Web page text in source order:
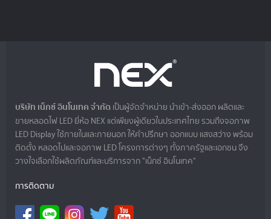
บริษัท เน็กซ์ อินโนเทค จำกัด เป็นผู้จัดจำหน่าย นำเข้า-ส่งออก ผลิตและ
ขายหลอดไฟ LED ยี่ห้อ NEX แต่เพียงผู้เดียวในประเทศไทย รวมถึงจอภาพ
LED Display ใช้ภายในและภายนอก ให้คำปรึกษา ออกแบบ แสงสว่าง พร้อม
ติดตั้ง หลอดไปและจอภาพ LED โครงการต่างๆ ทั้งภาครัฐและเอกชน จึง
วางใจเลือกใช้ผลิตภัณฑ์และบริการจาก "เน็กซ์ อินโนเทค"
การติดตาม